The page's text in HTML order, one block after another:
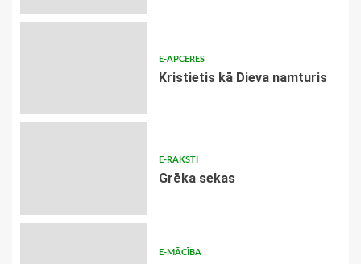
E-APCERES
Kristietis kā Dieva namturis
E-RAKSTI
Grēka sekas
E-MĀCĪBA